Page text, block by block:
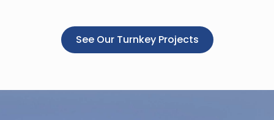
See Our Turnkey Projects